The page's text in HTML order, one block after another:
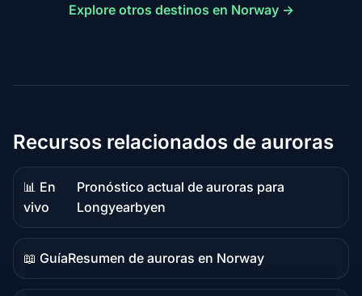
Explore otros destinos en Norway →
Recursos relacionados de auroras
📊 En
vivo
Datos
en
Pronóstico actual de auroras para
Longyearbyen
📖 Guía
Contenido
Resumen de auroras en Norway